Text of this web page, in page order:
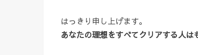
はっきり申し上げます。
あなたの理想をすべてクリアする人は